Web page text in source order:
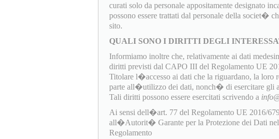
curati solo da personale appositamente designato
possono essere trattati dal personale della societ�
sito.
QUALI SONO I DIRITTI DEGLI
Informiamo inoltre che, relativamente ai dati
diritti previsti dal CAPO III del Regolamento UE
Titolare l�accesso ai dati che la riguardano, la loro
parte all�utilizzo dei dati, nonch� di esercitare gli
Tali diritti possono essere esercitati scrivendo a
Ai sensi dell�art. 77 del Regolamento UE 2016/
all�Autorit� Garante per la Protezione dei Dati
Regolamento